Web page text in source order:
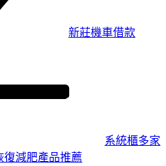
新莊機車借款
系統櫃多家
復減肥產品推薦